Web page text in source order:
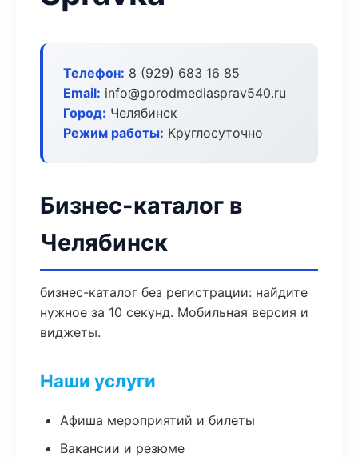
Телефон: 8 (929) 683 16 85
Email: info@gorodmediasprav540.ru
Город: Челябинск
Режим работы: Круглосуточно
Бизнес-каталог в
Челябинск
бизнес-каталог без регистрации: найдите
нужное за 10 секунд. Мобильная версия и
виджеты.
Наши услуги
Афиша мероприятий и билеты
Вакансии и резюме